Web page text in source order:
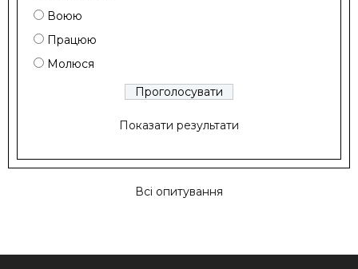
Воюю
Працюю
Молюся
Показати результати
Всі опитування